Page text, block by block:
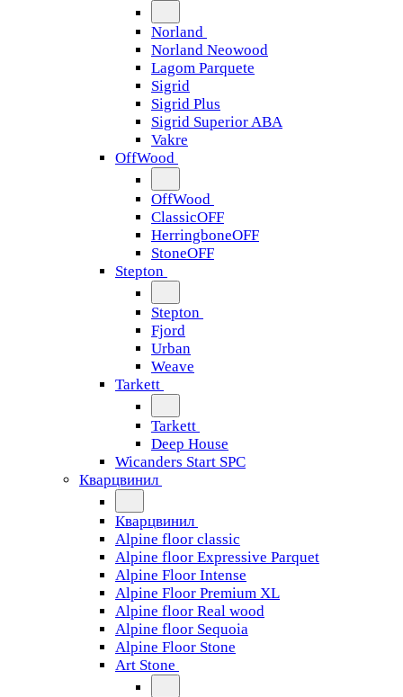
Norland
Norland Neowood
Lagom Parquete
Sigrid
Sigrid Plus
Sigrid Superior ABA
Vakre
OffWood
OffWood
ClassicOFF
HerringboneOFF
StoneOFF
Stepton
Stepton
Fjord
Urban
Weave
Tarkett
Tarkett
Deep House
Wicanders Start SPC
Кварцвинил
Кварцвинил
Alpine floor classic
Alpine floor Expressive Parquet
Alpine Floor Intense
Alpine Floor Premium XL
Alpine floor Real wood
Alpine floor Sequoia
Alpine Floor Stone
Art Stone